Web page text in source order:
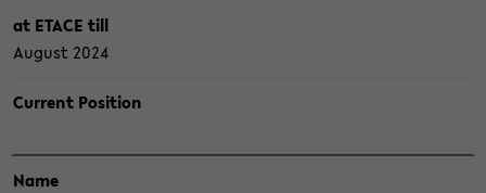
at ETACE till
Au­gust 2024
Cur­rent Po­si­ti­on
Name